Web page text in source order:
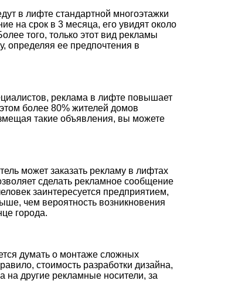
в лифте стандартной многоэтажки
на срок в 3 месяца, его увидят около
того, только этот вид рекламы
определяя ее предпочтения в
реклама в лифте повышает
более 80% жителей домов
такие объявления, вы можете
может заказать рекламу в лифтах
сделать рекламное сообщение
заинтересуется предприятием,
чем вероятность возникновения
города.
думать о монтаже сложных
стоимость разработки дизайна,
другие рекламные носители, за